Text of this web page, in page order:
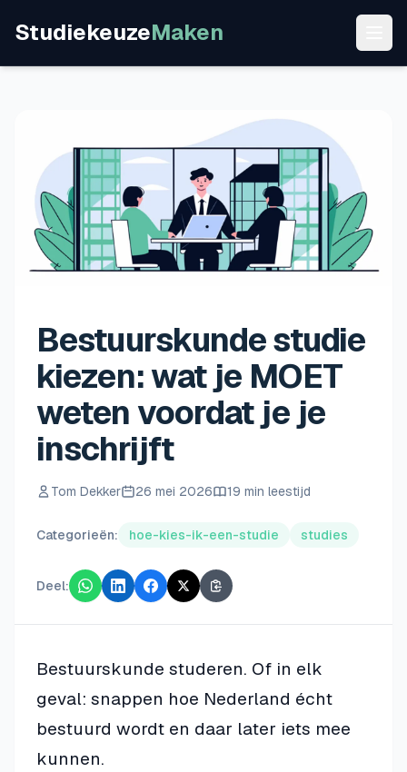
StudiekeuzeMaken
Bestuurskunde studie
kiezen: wat je MOET
weten voordat je je
inschrijft
Tom Dekker 26 mei 2026 19 min leestijd
Categorieën: hoe-kies-ik-een-studie studies
Deel:
Bestuurskunde studeren. Of in elk
geval: snappen hoe Nederland écht
bestuurd wordt en daar later iets mee
kunnen.